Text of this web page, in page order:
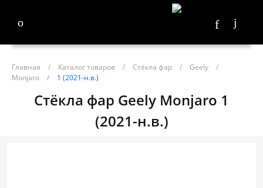
Главная / Каталог товаров / Стёкла фар / Geely
/
Monjaro
/ 1 (2021-н.в.)
Стёкла фар Geely Monjaro 1
(2021-н.в.)